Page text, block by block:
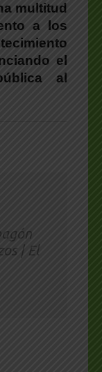
multitud
a los
el
al